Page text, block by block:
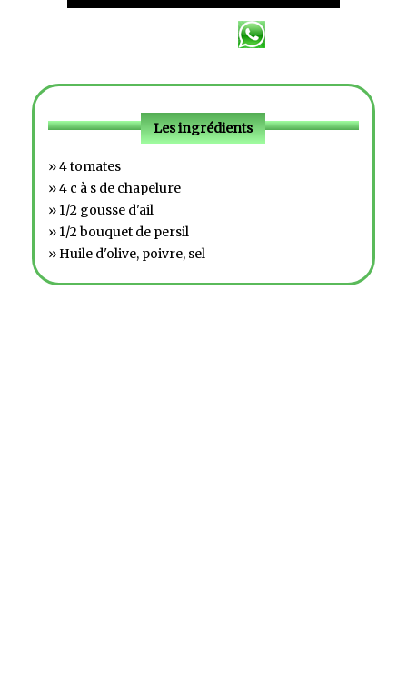
Les ingrédients
» 4 tomates
» 4 c à s de chapelure
» 1/2 gousse d'ail
» 1/2 bouquet de persil
» Huile d'olive, poivre, sel